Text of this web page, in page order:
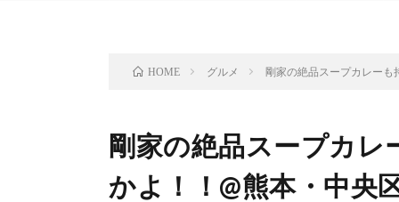
HOME グルメ 剛家の絶品スープカレー
剛家の絶品スープカ
かよ！！@熊本・中央